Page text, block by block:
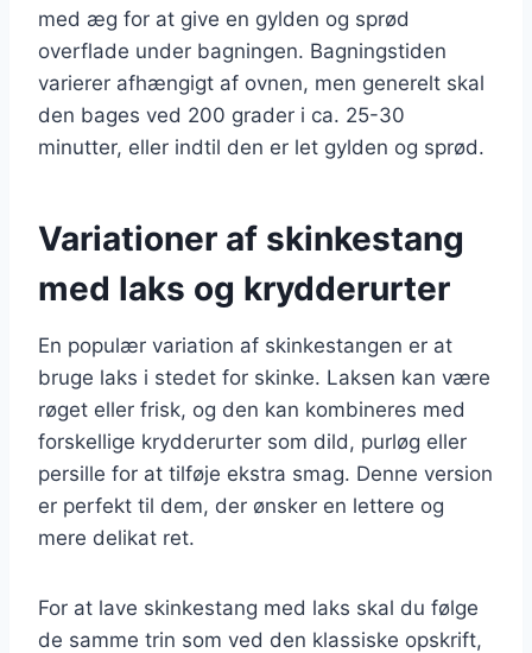
med æg for at give en gylden og sprød
overflade under bagningen. Bagningstiden
varierer afhængigt af ovnen, men generelt skal
den bages ved 200 grader i ca. 25-30
minutter, eller indtil den er let gylden og sprød.
Variationer af skinkestang
med laks og krydderurter
En populær variation af skinkestangen er at
bruge laks i stedet for skinke. Laksen kan være
røget eller frisk, og den kan kombineres med
forskellige krydderurter som dild, purløg eller
persille for at tilføje ekstra smag. Denne version
er perfekt til dem, der ønsker en lettere og
mere delikat ret.
For at lave skinkestang med laks skal du følge
de samme trin som ved den klassiske opskrift,